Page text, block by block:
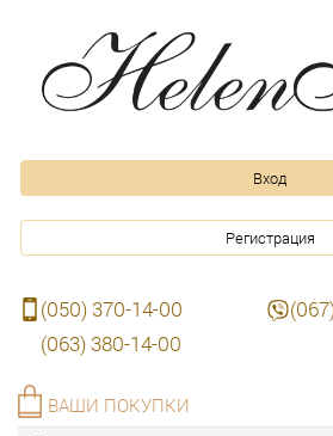
Вход
Регистрация
(050) 370-14-00
(063) 380-14-00
ВАШИ ПОКУПКИ